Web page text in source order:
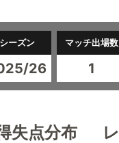
シーズン
26
マッチ出場数
1
失点分布